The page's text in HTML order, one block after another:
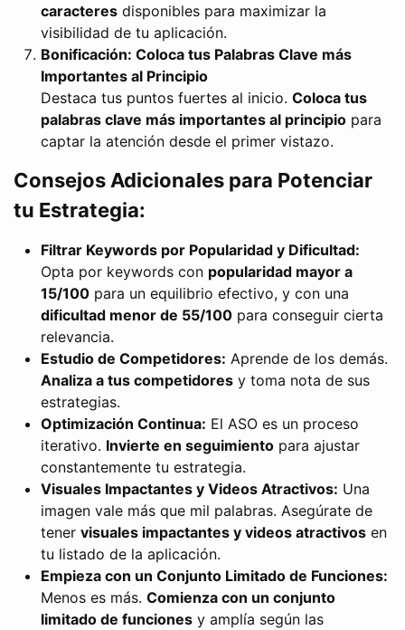
caracteres disponibles para maximizar la
visibilidad de tu aplicación.
Bonificación: Coloca tus Palabras Clave más
Importantes al Principio
Destaca tus puntos fuertes al inicio. Coloca tus
palabras clave más importantes al principio para
captar la atención desde el primer vistazo.
Consejos Adicionales para Potenciar
tu Estrategia:
Filtrar Keywords por Popularidad y Dificultad:
Opta por keywords con popularidad mayor a
15/100 para un equilibrio efectivo, y con una
dificultad menor de 55/100 para conseguir cierta
relevancia.
Estudio de Competidores: Aprende de los demás.
Analiza a tus competidores y toma nota de sus
estrategias.
Optimización Continua: El ASO es un proceso
iterativo. Invierte en seguimiento para ajustar
constantemente tu estrategia.
Visuales Impactantes y Videos Atractivos: Una
imagen vale más que mil palabras. Asegúrate de
tener visuales impactantes y videos atractivos en
tu listado de la aplicación.
Empieza con un Conjunto Limitado de Funciones:
Menos es más. Comienza con un conjunto
limitado de funciones y amplía según las